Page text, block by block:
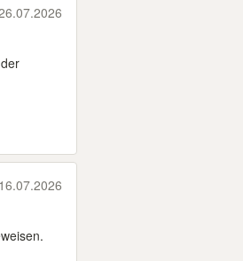
16.07.2026